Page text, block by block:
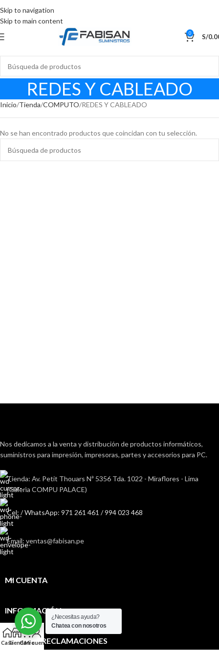
Skip to navigation
Skip to main content
0 S/
REDES Y CABLEADO
Inicio Tienda COMPUTO REDES Y CABLEADO
No se han encontrado productos que coincidan con tu selección.
Nos dedicamos a la venta y distribución de productos informáticos,
suministros para impresión, impresoras, partes y accesorios para PC.
Tienda: Av. Petit Thouars Nª 5356 Tda. 1022 - Miraflores - Lima
(Galerìa COMPU PALACE)
Cel: / WhatsApp: 971 261 461 / 994 023 468
Email: ventas@fabisan.pe
MI CUENTA
INFORMACIÓN
LIBRO DE RECLAMACIONES
¿Necesitas ayuda?
Chatea con nosotros
CasaTienda
0
Carro
Mi cuenta